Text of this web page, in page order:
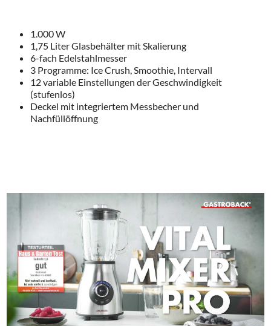
1.000 W
1,75 Liter Glasbehälter mit Skalierung
6-fach Edelstahlmesser
3 Programme: Ice Crush, Smoothie, Intervall
12 variable Einstellungen der Geschwindigkeit
(stufenlos)
Deckel mit integriertem Messbecher und
Nachfüllöffnung